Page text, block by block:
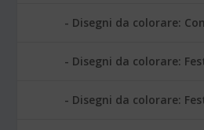
Disegni da colorare:
Disegni da colorare:
Disegni da colorare: